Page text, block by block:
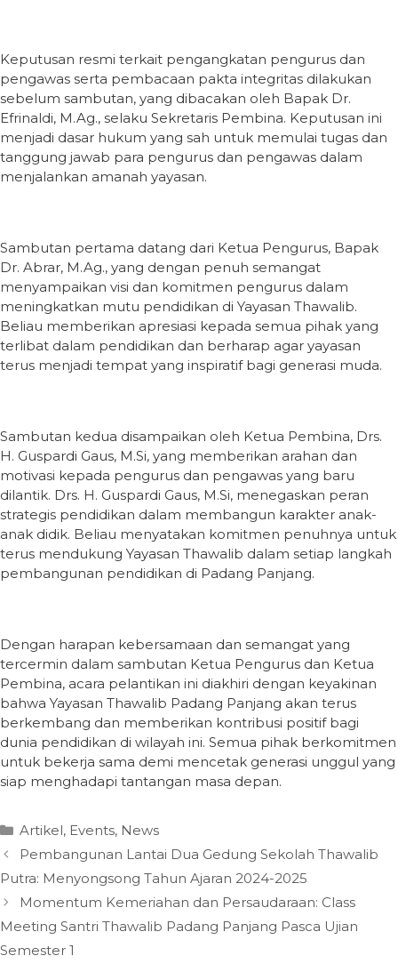
Keputusan resmi terkait pengangkatan pengurus dan
pengawas serta pembacaan pakta integritas dilakukan
sebelum sambutan, yang dibacakan oleh Bapak Dr.
Efrinaldi, M.Ag., selaku Sekretaris Pembina. Keputusan ini
menjadi dasar hukum yang sah untuk memulai tugas dan
tanggung jawab para pengurus dan pengawas dalam
menjalankan amanah yayasan.
Sambutan pertama datang dari Ketua Pengurus, Bapak
Dr. Abrar, M.Ag., yang dengan penuh semangat
menyampaikan visi dan komitmen pengurus dalam
meningkatkan mutu pendidikan di Yayasan Thawalib.
Beliau memberikan apresiasi kepada semua pihak yang
terlibat dalam pendidikan dan berharap agar yayasan
terus menjadi tempat yang inspiratif bagi generasi muda.
Sambutan kedua disampaikan oleh Ketua Pembina, Drs.
H. Guspardi Gaus, M.Si, yang memberikan arahan dan
motivasi kepada pengurus dan pengawas yang baru
dilantik. Drs. H. Guspardi Gaus, M.Si, menegaskan peran
strategis pendidikan dalam membangun karakter anak-
anak didik. Beliau menyatakan komitmen penuhnya untuk
terus mendukung Yayasan Thawalib dalam setiap langkah
pembangunan pendidikan di Padang Panjang.
Dengan harapan kebersamaan dan semangat yang
tercermin dalam sambutan Ketua Pengurus dan Ketua
Pembina, acara pelantikan ini diakhiri dengan keyakinan
bahwa Yayasan Thawalib Padang Panjang akan terus
berkembang dan memberikan kontribusi positif bagi
dunia pendidikan di wilayah ini. Semua pihak berkomitmen
untuk bekerja sama demi mencetak generasi unggul yang
siap menghadapi tantangan masa depan.
Categories
Artikel, Events, News
Pembangunan Lantai Dua Gedung Sekolah Thawalib
Putra: Menyongsong Tahun Ajaran 2024-2025
Momentum Kemeriahan dan Persaudaraan: Class
Meeting Santri Thawalib Padang Panjang Pasca Ujian
Semester 1